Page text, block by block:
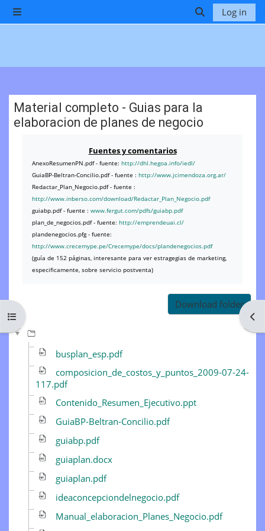
Skip to main content
Side panel
Toggle
Log in
Open course index
Material completo - Guias para la
elaboracion de planes de negocio
Fuentes y comentarios
AnexoResumenPN.pdf - fuente: http://dhl.hegoa.info/iedl/
GuiaBP-Beltran-Concilio.pdf - fuente : http://www.jcimendoza.org.ar/
Redactar_Plan_Negocio.pdf - fuente :
http://www.inberso.com/download/Redactar_Plan_Negocio.pdf
guiabp.pdf - fuente : www.fergut.com/pdfs/guiabp.pdf
plan_de_negocios.pdf - fuente: http://emprendeuai.cl/
plandenegocios.pfg - fuente:
http://www.crecemype.pe/Crecemype/docs/plandenegocios.pdf
(guía de 152 páginas, interesante para ver estragegias de marketing,
especificamente, sobre servicio postventa)
Download folder
busplan_esp.pdf
composicion_de_costos_y_puntos_2009-07-24-
117.pdf
Contenido_Resumen_Ejecutivo.ppt
GuiaBP-Beltran-Concilio.pdf
guiabp.pdf
guiaplan.docx
guiaplan.pdf
ideaconcepciondelnegocio.pdf
Manual_elaboracion_Planes_Negocio.pdf